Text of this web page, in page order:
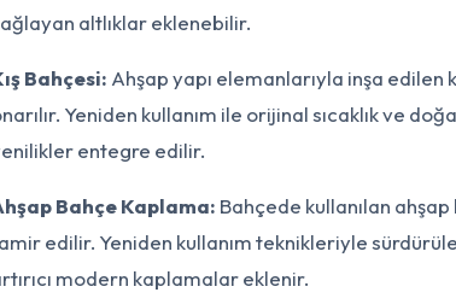
altlıklar eklenebilir.
Bahçesi: Ahşap yapı elemanlarıyla inşa edilen
Yeniden kullanım ile orijinal sıcaklık ve
entegre edilir.
Bahçe Kaplama: Bahçede kullanılan
edilir. Yeniden kullanım teknikleriyle
modern kaplamalar eklenir.